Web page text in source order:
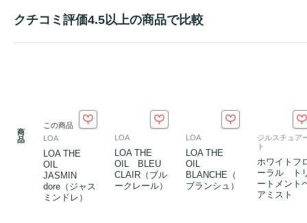
クチコミ評価4.5以上の商品で比較
商
品
この商品
LOA
LOA THE
OIL
JASMIN
dore（ジャス
ミンドレ）
LOA
LOA THE
OIL BLEU
CLAIR（ブル
ークレール）
LOA
LOA THE
OIL
BLANCHE（
ブランシュ）
ジルスチュア
ト
ホワイトフ
ーラル ト
ートメント
アミスト